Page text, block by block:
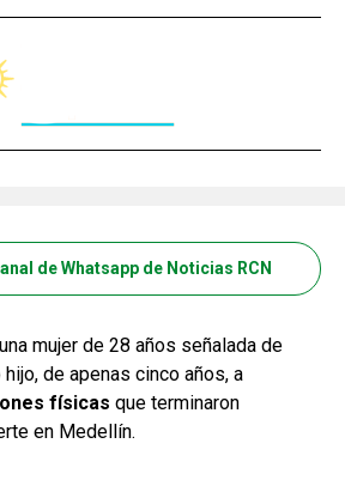
de Whatsapp de Noticias RCN
mujer de 28 años señalada de
de apenas cinco años, a
físicas que terminaron
en Medellín.